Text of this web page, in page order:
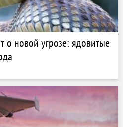
о новой угрозе: ядовитые